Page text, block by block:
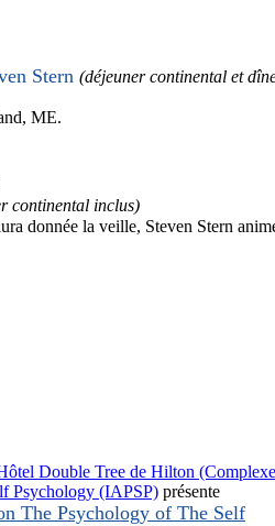
Stern (déjeuner continental et
ME.
continental inclus)
donnée la veille, Steven Stern
Double Tree de Hilton
Psychology (IAPSP) présente
The Psychology of The Self